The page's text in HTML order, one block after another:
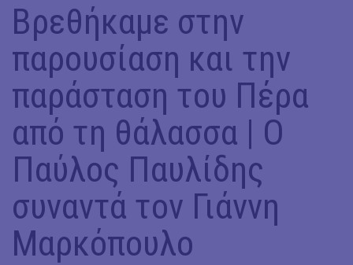
Βρεθήκαμε στην
παρουσίαση και την
παράσταση του Πέρα
από τη θάλασσα | Ο
Παύλος Παυλίδης
συναντά τον Γιάννη
Μαρκόπουλο